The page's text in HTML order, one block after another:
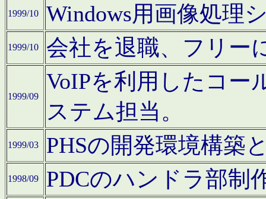
1999/10 Windows用画像処理
1999/10 会社を退職、フリー
1999/09
VoIPを利用したコー
ステム担当。
1999/03 PHSの開発環境構築
1998/09 PDCのハンドラ部制